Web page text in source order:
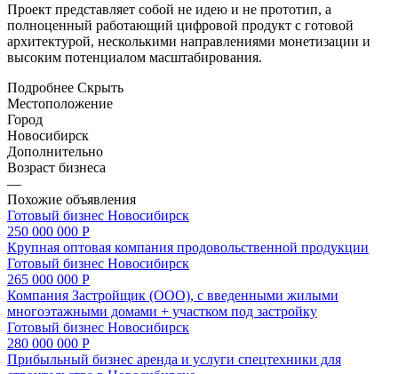
Проект представляет собой не идею и не прототип, а
полноценный работающий цифровой продукт с готовой
архитектурой, несколькими направлениями монетизации и
высоким потенциалом масштабирования.
Подробнее Скрыть
Местоположение
Город
Новосибирск
Дополнительно
Возраст бизнеса
—
Похожие объявления
Готовый бизнес Новосибирск
250 000 000 Р
Крупная оптовая компания продовольственной продукции
Готовый бизнес Новосибирск
265 000 000 Р
Компания Застройщик (ООО), с введенными жилыми
многоэтажными домами + участком под застройку
Готовый бизнес Новосибирск
280 000 000 Р
Прибыльный бизнес аренда и услуги спецтехники для